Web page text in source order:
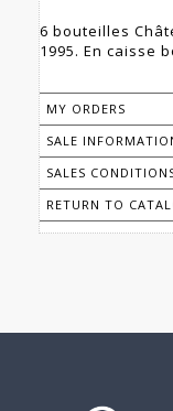
6 bouteilles
1995. En caisse
MY ORDERS
SALE
SALES
RETURN TO